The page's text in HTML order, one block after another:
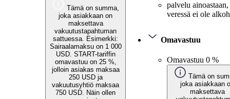
Tämä on summa,
joka asiakkaan on
maksettava
vakuutustapahtuman
sattuessa. Esimerkki:
Sairaalamaksu on 1 000
USD. START-tariffin
omavastuu on 25 %,
jolloin asiakas maksaa
250 USD ja
vakuutusyhtiö maksaa
750 USD. Näin ollen
palvelu
veressä ei ole
Omavastuu
Omavastuu 0 %
Tämä on
joka asiakkaan
maksettava